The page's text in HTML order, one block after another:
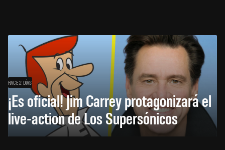
HACE 2 DÍAS
¡Es oficial! Jim Carrey protagonizará el
live-action de Los Supersónicos